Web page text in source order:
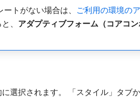
ートがない場合は、 ご利用の環境の
、 アダプティブフォーム（コアコン
選択されます。 「スタイル」タブ